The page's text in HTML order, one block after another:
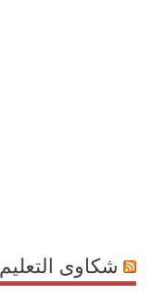
شكاوى التعليم